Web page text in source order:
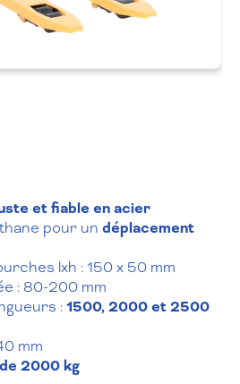
et fiable en acier
pour un déplacement
lxh : 150 x 50 mm
: 80-200 mm
:1500, 2000 et 2500
mm
2000 kg